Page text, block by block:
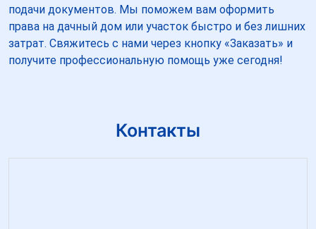
подачи документов. Мы поможем вам оформить
права на дачный дом или участок быстро и без лишних
затрат. Свяжитесь с нами через кнопку «Заказать» и
получите профессиональную помощь уже сегодня!
Контакты